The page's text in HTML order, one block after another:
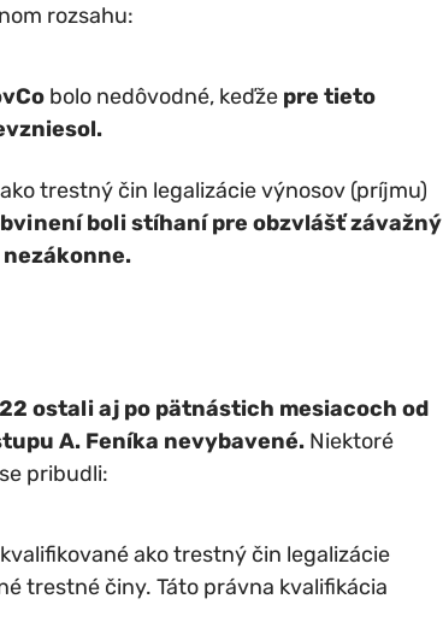
rozsahu:
bolo nedôvodné, keďže pre tieto
trestný čin legalizácie výnosov (príjmu)
boli stíhaní pre obzvlášť závažný
ostali aj po pätnástich mesiacoch od
A. Feníka nevybavené. Niektoré
pribudli:
ako trestný čin legalizácie
trestné činy. Táto právna kvalifikácia